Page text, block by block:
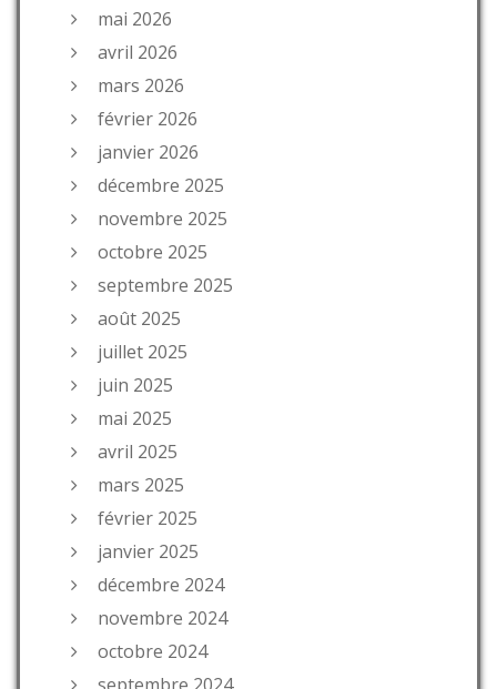
mai 2026
avril 2026
mars 2026
février 2026
janvier 2026
décembre 2025
novembre 2025
octobre 2025
septembre 2025
août 2025
juillet 2025
juin 2025
mai 2025
avril 2025
mars 2025
février 2025
janvier 2025
décembre 2024
novembre 2024
octobre 2024